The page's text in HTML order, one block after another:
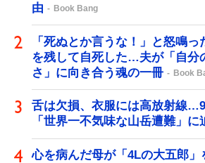
由
Book Bang
「死ぬとか言うな！」と怒鳴
を残して自死した…夫が「自分
さ」に向き合う魂の一冊
Book
舌は欠損、衣服には高放射線
「世界一不気味な山岳遭難」に
心を病んだ母が「4Lの大五郎